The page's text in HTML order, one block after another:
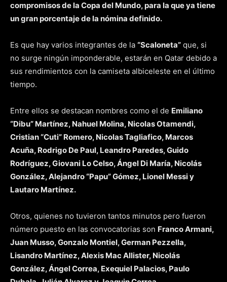
compromisos de la Copa del Mundo, para la que ya tiene
un gran porcentaje de la nómina definido.
Es que hay varios integrantes de la “Scaloneta” que, si
no surge ningún imponderable, estarán en Qatar debido a
sus rendimientos con la camiseta albiceleste en el último
tiempo.
Entre ellos se destacan nombres como el de Emiliano
“Dibu” Martínez, Nahuel Molina, Nicolas Otamendi,
Cristian “Cuti” Romero, Nicolas Tagliafico, Marcos
Acuña, Rodrigo De Paul, Leandro Paredes, Guido
Rodríguez, Giovani Lo Celso, Ángel Di María, Nicolás
González, Alejandro “Papu” Gómez, Lionel Messi y
Lautaro Martínez.
Otros, quienes no tuvieron tantos minutos pero fueron
número puesto en las convocatorias son Franco Armani,
Juan Musso, Gonzalo Montiel, German Pezzella,
Lisandro Martínez, Alexis Mac Allister, Nicolás
González, Ángel Correa, Exequiel Palacios, Paulo